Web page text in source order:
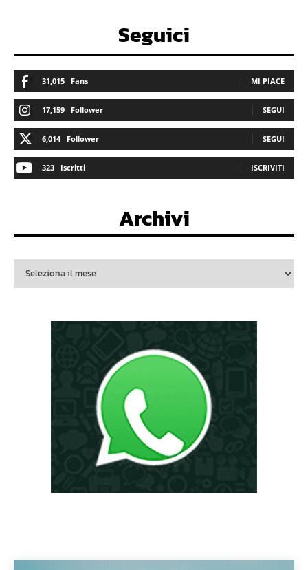
Seguici
31,015 Fans MI PIACE
17,159 Follower SEGUI
6,014 Follower SEGUI
323 Iscritti ISCRIVITI
Archivi